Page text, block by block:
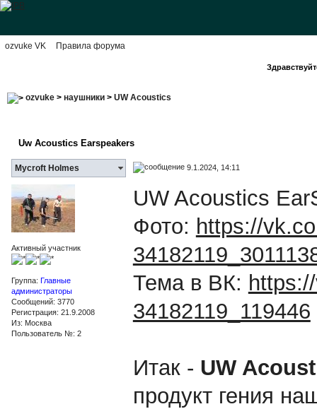
ozvuke VK Правила форума
ozvuke> наушники> UW Acoustics
Uw Acoustics Earspeakers
Mycroft Holmes 9.1.2024, 14:11
Активный участник
Группа: Главные
администраторы
Сообщений: 3770
Регистрация: 21.9.2008
Из: Москва
Пользователь №: 2
UW Acoustics
Фото: https://
Тема в ВК:
34182119_119446
Итак - UW
продукт гения